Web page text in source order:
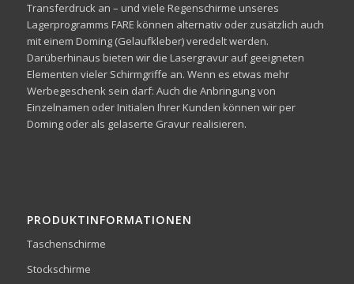
Transferdruck an – und viele Regenschirme unseres
Lagerprogramms FARE können alternativ oder zusätzlich auch
mit einem Doming (Gelaufkleber) veredelt werden.
Darüberhinaus bieten wir die Lasergravur auf geeigneten
Elementen vieler Schirmgriffe an. Wenn es etwas mehr
Werbegeschenk sein darf: Auch die Anbringung von
Einzelnamen oder Initialen Ihrer Kunden können wir per
Doming oder als gelaserte Gravur realisieren.
PRODUKTINFORMATIONEN
Taschenschirme
Stockschirme